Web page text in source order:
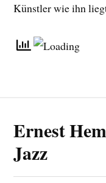
Künstler wie ihn
Ernest
Jazz